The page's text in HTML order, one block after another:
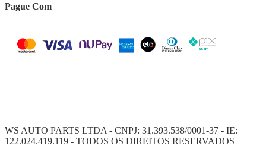
Pague Com
WS AUTO PARTS LTDA - CNPJ: 31.393.538/0001-37 - IE:
122.024.419.119 - TODOS OS DIREITOS RESERVADOS